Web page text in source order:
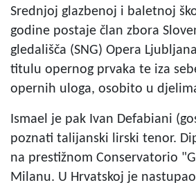
Srednjoj glazbenoj i baletnoj
godine postaje član zbora
gledališča (SNG) Opera
titulu opernog prvaka te iza
opernih uloga, osobito u
Ismael je pak Ivan Defabiani
poznati talijanski lirski tenor.
na prestižnom Conservatorio
Milanu. U Hrvatskoj je